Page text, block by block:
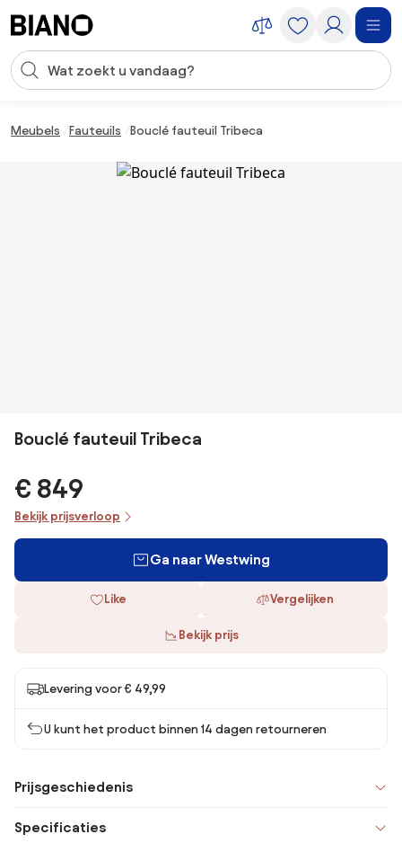
Zoekopdracht invoeren
Meubels Fauteuils Bouclé fauteuil Tribeca
Bouclé fauteuil Tribeca
€ 849
Bekijk prijsverloop
Ga naar Westwing
Like Vergelijken
Bekijk prijs
Levering voor € 49,99
U kunt het product binnen 14 dagen retourneren
Prijsgeschiedenis
Specificaties